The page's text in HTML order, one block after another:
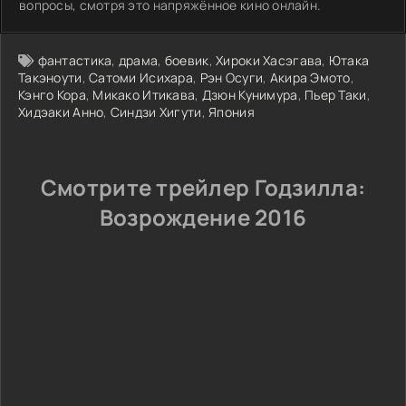
вопросы, смотря это напряжённое кино онлайн.
фантастика, драма, боевик,Хироки Хасэгава, Ютака
Такэноути,Сатоми Исихара, Рэн Осуги, Акира Эмото,
Кэнго Кора, Микако Итикава, Дзюн Кунимура, Пьер Таки,
Хидэаки Анно, Синдзи Хигути,Япония
Смотрите трейлер Годзилла:
Возрождение 2016